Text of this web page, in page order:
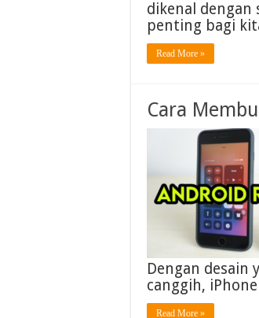
dikenal dengan
penting bagi
Read More »
Cara
Dengan
canggih,
Read More »